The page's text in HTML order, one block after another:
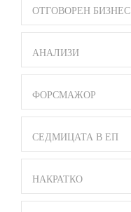
ОТГОВОРЕН БИЗНЕС
АНАЛИЗИ
ФОРСМАЖОР
СЕДМИЦАТА В ЕП
НАКРАТКО